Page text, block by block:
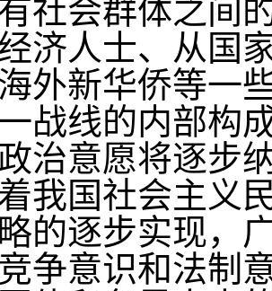
社会群体之间
济人士、从国
外新华侨等一
战线的内部构
治意愿将逐步
我国社会主义
的逐步实现，
争意识和法制